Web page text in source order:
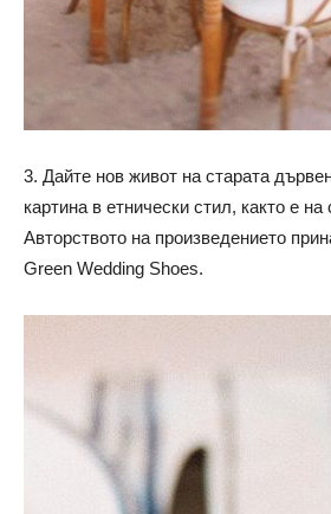
3. Дайте нов живот на старата
картина в етнически стил, както е на
Авторството на произведението
Green Wedding Shoes.